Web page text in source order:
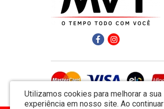
Utilizamos cookies para melhorar a sua
experiência em nosso site. Ao continuar